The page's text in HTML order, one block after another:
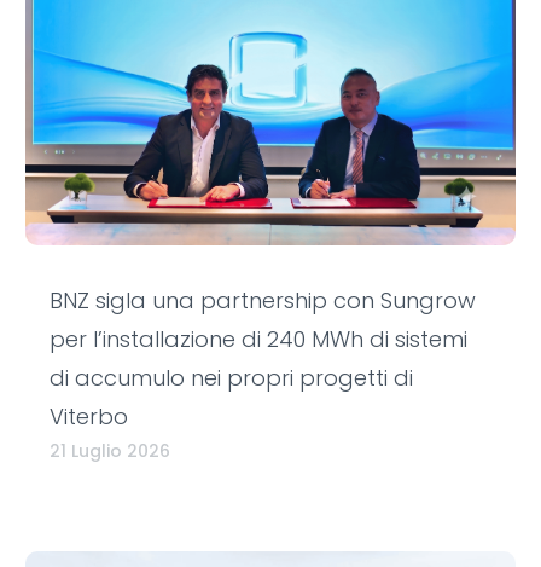
BNZ sigla una partnership con Sungrow
per l’installazione di 240 MWh di sistemi
di accumulo nei propri progetti di
Viterbo
21 Luglio 2026